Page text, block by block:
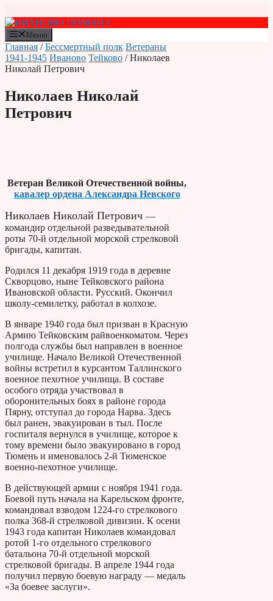
к
содержимому
Меню
Главная /Бессмертный полк Ветераны
1941-1945 Иваново Тейково / Николаев
Николай Петрович
Николаев Николай
Петрович
Ветеран Великой Отечественной войны,
кавалер ордена Александра Невского
Николаев Николай Петрович —
командир отдельной разведывательной
роты 70-й отдельной морской стрелковой
бригады, капитан.
Родился 11 декабря 1919 года в деревне
Скворцово, ныне Тейковского района
Ивановской области. Русский. Окончил
школу-семилетку, работал в колхозе.
В январе 1940 года был призван в Красную
Армию Тейковским райвоенкоматом. Через
полгода службы был направлен в военное
училище. Начало Великой Отечественной
войны встретил в курсантом Таллинского
военное пехотное училища. В составе
особого отряда участвовал в
оборонительных боях в районе города
Пярну, отступал до города Нарва. Здесь
был ранен, эвакуирован в тыл. После
госпиталя вернулся в училище, которое к
тому времени было эвакуировано в город
Тюмень и именовалось 2-й Тюменское
военно-пехотное училище.
В действующей армии с ноября 1941 года.
Боевой путь начала на Карельском фронте,
командовал взводом 1224-го стрелкового
полка 368-й стрелковой дивизии. К осени
1943 года капитан Николаев командовал
ротой 1-го отдельного стрелкового
батальона 70-й отдельной морской
стрелковой бригады. В апреле 1944 года
получил первую боевую награду — медаль
«За боевее заслуги».